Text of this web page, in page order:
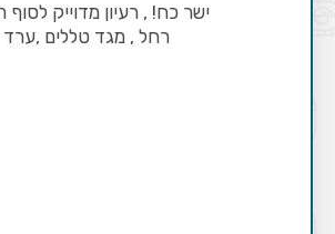
ישר כח! , רעיון מדוייק לסוף
רחל , מגד טללים ,ערד